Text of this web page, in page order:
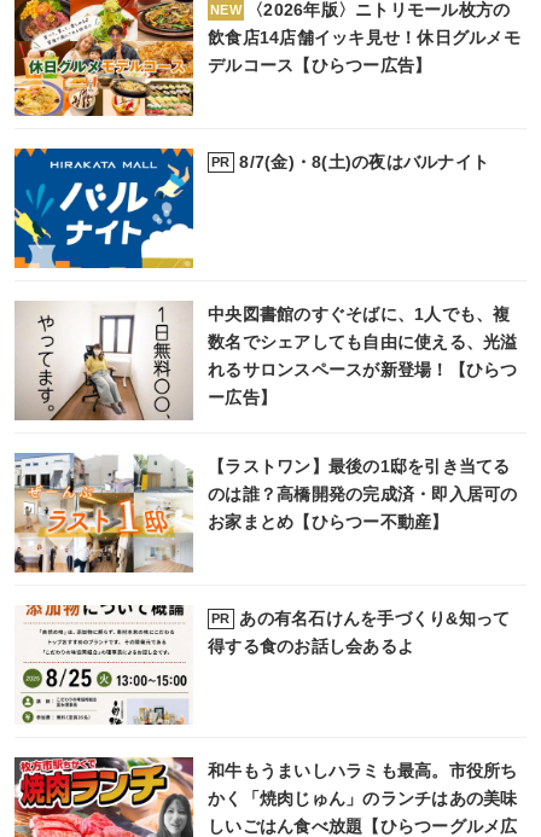
NEW
〈2026年版〉ニトリモール枚方の
飲食店14店舗イッキ見せ！休日グルメモ
デルコース【ひらつー広告】
PR 8/7(金)・8(土)の夜はバルナイト
中央図書館のすぐそばに、1人でも、複
数名でシェアしても自由に使える、光溢
れるサロンスペースが新登場！【ひらつ
ー広告】
【ラストワン】最後の1邸を引き当てる
のは誰？高橋開発の完成済・即入居可の
お家まとめ【ひらつー不動産】
PR
あの有名石けんを手づくり&知って
得する食のお話し会あるよ
和牛もうまいしハラミも最高。市役所ち
かく「焼肉じゅん」のランチはあの美味
しいごはん食べ放題【ひらつーグルメ広